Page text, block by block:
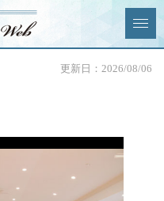
News & Topics更新日：2026/08/06